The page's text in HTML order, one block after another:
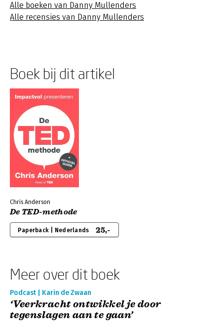
Alle boeken van Danny Mullenders
Alle recensies van Danny Mullenders
Boek bij dit artikel
Chris Anderson
De TED-methode
Paperback | Nederlands 25,-
Meer over dit boek
Podcast | Karin de Zwaan
‘Veerkracht ontwikkel je door
tegenslagen aan te gaan’